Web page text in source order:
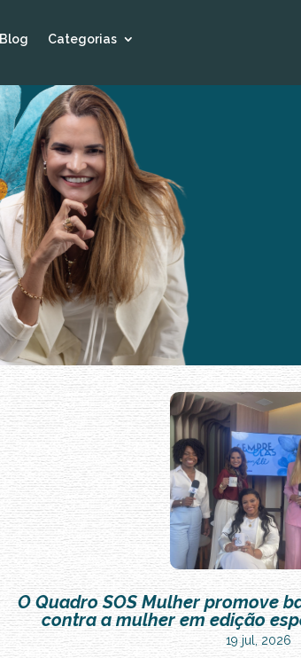
Blog Categorias
O Quadro SOS Mulher promove
contra a mulher em edição
19 jul, 2026